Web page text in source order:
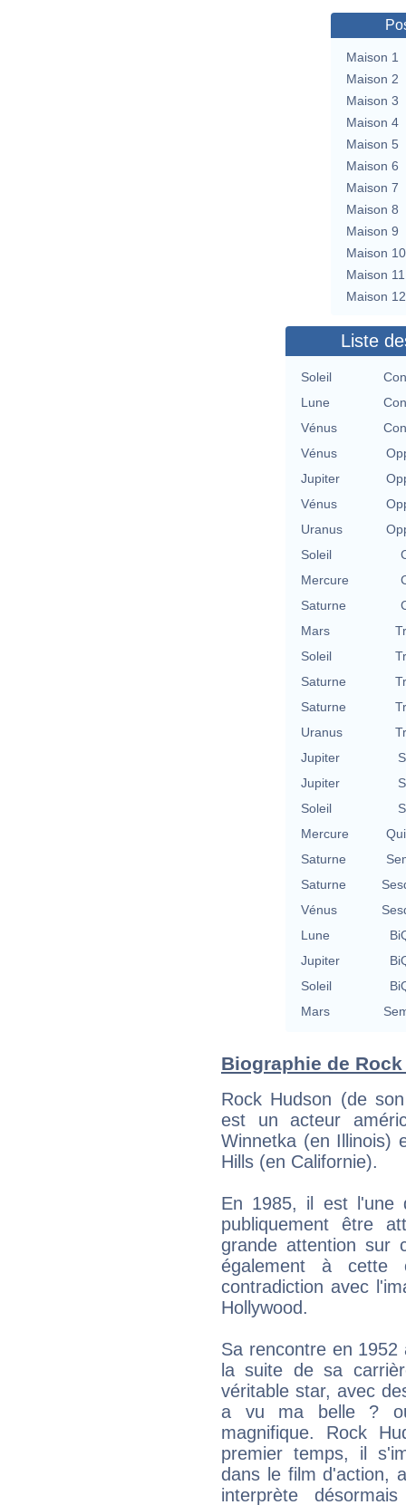
Maison 1
Maison 2
Maison 3
Maison 4
Maison 5
Maison 6
Maison 7
Maison 8
Maison 9
Maison 10
Maison 11
Maison 12
Liste
Soleil
Lune
Vénus
Vénus
Jupiter
Vénus
Uranus
Soleil
Mercure
Saturne
Mars
Soleil
Saturne
Saturne
Uranus
Jupiter
Jupiter
Soleil
Mercure
Saturne
Saturne
Vénus
Lune
Jupiter
Soleil
Mars
Biographie de
Rock Hudson (de
est un acteur
Winnetka (en Illinois)
Hills (en Californie).
En 1985, il est l'une
publiquement être
grande attention sur
également à cette
contradiction avec
Hollywood.
Sa rencontre en 1952
la suite de sa
véritable star, avec
a vu ma belle ?
magnifique. Rock
premier temps, il
dans le film d'action,
interprète